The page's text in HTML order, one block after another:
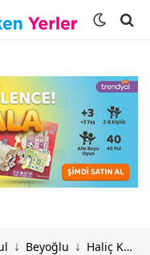
↓ Beyoğlu ↓ Haliç Kahvaltı Mekanları | En Popüler 10 Yer – İSTANBUL